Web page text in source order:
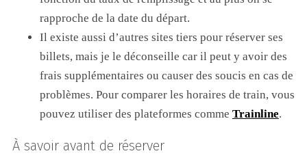
rapproche de la date du départ.
Il existe aussi d’autres sites tiers pour réserver ses
billets, mais je le déconseille car il peut y avoir des
frais supplémentaires ou causer des soucis en cas de
problèmes. Pour comparer les horaires de train, vous
pouvez utiliser des plateformes comme Trainline.
À savoir avant de réserver